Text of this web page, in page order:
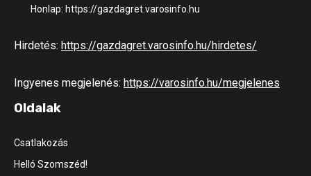
Honlap: https://gazdagret.varosinfo.hu
Hirdetés: https://gazdagret.varosinfo.hu/hirdetes/
Ingyenes megjelenés: https://varosinfo.hu/megjelenes
Oldalak
Csatlakozás
Helló Szomszéd!